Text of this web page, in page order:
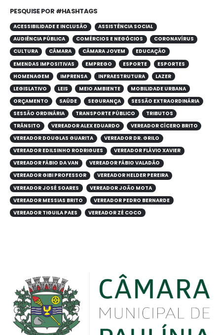
PESQUISE POR #HASHTAGS
ACESSIBILIDADE E INCLUSÃO
ASSISTÊNCIA SOCIAL
AUDIÊNCIA PÚBLICA
COMÉRCIOS E NEGÓCIOS
CORONAVÍRUS
CULTURA
CÂMARA CÂMARA JOVEM
EDUCAÇÃO
EMENDAS IMPOSITIVAS
EMPREGO ESPORTE
ESPORTES
HOMENAGEM
IMPRENSA INFRAESTRUTURA
LAZER
LEGISLATIVO
LEIS MEIO AMBIENTE
MOBILIDADE URBANA
ORÇAMENTO
SAÚDE SEGURANÇA
SESSÃO EXTRAORDINÁRIA
SESSÃO ORDINÁRIA
TRANSPORTE PÚBLICO
TRIBUTOS
TRÂNSITO
VEREADOR ALEX EDUARDO
VEREADOR CÍCERO BRITO
VEREADOR DOUGLAS GUARITA
VEREADOR DR. GRILO
VEREADOR EDILSINHO RODRIGUES
VEREADOR FLÁVIO XAVIER
VEREADOR FÁBIO DA VAN
VEREADOR FÁBIO VALADÃO
VEREADOR GIBI PROFESSOR
VEREADOR HELDER PEREIRA
VEREADOR JOSÉ SOARES
VEREADOR JOÃO MOTA
VEREADOR MESSIAS BRITO
VEREADOR PEDRO BERNARDE
VEREADOR TIGUILA PAES
VEREADOR ZÉ COCO